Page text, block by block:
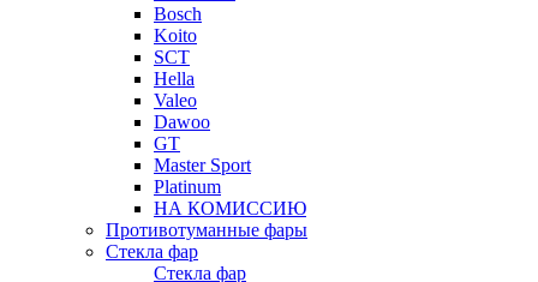
Bosch
Koito
SCT
Hella
Valeo
Dawoo
GT
Master Sport
Platinum
НА КОМИССИЮ
Противотуманные фары
Стекла фар
Стекла фар